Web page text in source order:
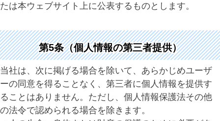
たは本ウェブサイト上に公表するものとします。
第5条（個人情報の第三者提供）
当社は、次に掲げる場合を除いて、あらかじめユーザ
ーの同意を得ることなく、第三者に個人情報を提供す
ることはありません。ただし、個人情報保護法その他
の法令で認められる場合を除きます。